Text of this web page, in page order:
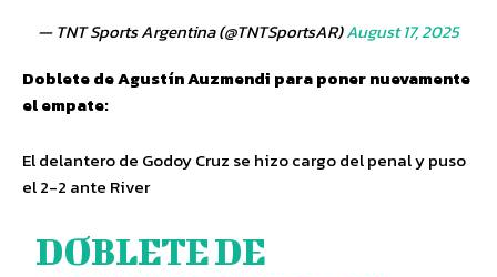
— TNT Sports Argentina (@TNTSportsAR)August 17, 2025
Doblete de Agustín Auzmendi para poner nuevamente
el empate:
El delantero de Godoy Cruz se hizo cargo del penal y puso
el 2-2 ante River
DOBLETE DE